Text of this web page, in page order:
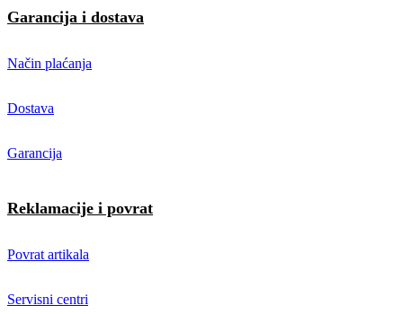
Garancija i dostava
Način plaćanja
Dostava
Garancija
Reklamacije i povrat
Povrat artikala
Servisni centri